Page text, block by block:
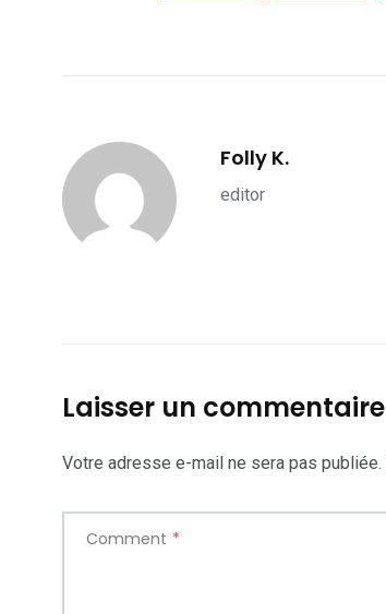
Folly K.
editor
Laisser un commentaire
Votre adresse e-mail ne sera pas publiée.
Comment *